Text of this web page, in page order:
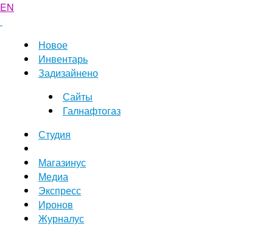
EN
Новое
Инвентарь
Задизайнено
Сайты
Галнафтогаз
Студия
Магазинус
Медиа
Экспресс
Иронов
Журналус